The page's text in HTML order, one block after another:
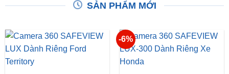
SẢN PHẨM MỚI
-6%